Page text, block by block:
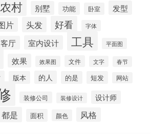
农村 别墅 功能 卧室 发型
片 头发 好看 字体
客厅 室内设计 工具 平面图
效果 效果图 文件 文字 春节
版本 的人 的是 短发 网站
装修公司 装修设计 设计师
都是 面积 颜色 风格